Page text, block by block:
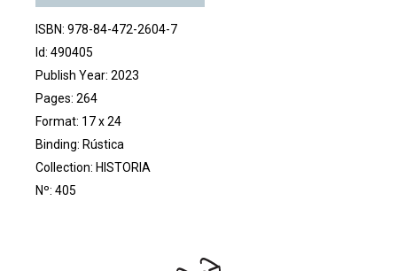
ISBN: 978-84-472-2604-7
Id: 490405
Publish Year: 2023
Pages: 264
Format: 17 x 24
Binding: Rústica
Collection: HISTORIA
Nº: 405